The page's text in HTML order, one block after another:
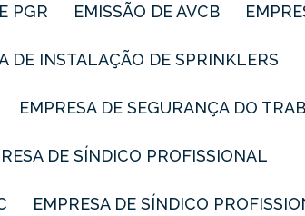
PGR EMISSÃO DE AVCB
DE INSTALAÇÃO DE SPRINKLERS
EMPRESA DE SEGURANÇA DO
DE SÍNDICO PROFISSIONAL
EMPRESA DE SÍNDICO